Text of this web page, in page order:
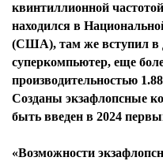
квинтиллионной
находился в
(США), там же вступил в
суперкомпьютер, еще
производительностью
Созданы экзафлопсные
быть введен в 2024
«Возможности